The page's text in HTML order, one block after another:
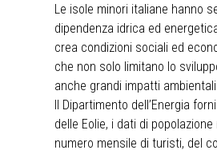
Le isole minori italiane hanno
dipendenza idrica ed
crea condizioni sociali ed
che non solo limitano lo
anche grandi impatti
Il Dipartimento dell’Energia
delle Eolie, i dati di
numero mensile di turisti, del